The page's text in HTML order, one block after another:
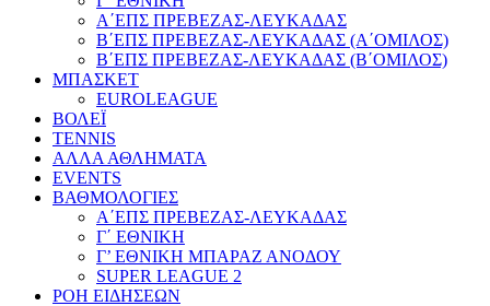
Α΄ΕΠΣ ΠΡΕΒΕΖΑΣ-ΛΕΥΚΑΔΑΣ
Β΄ΕΠΣ ΠΡΕΒΕΖΑΣ-ΛΕΥΚΑΔΑΣ (Α΄ΟΜΙΛΟΣ)
Β΄ΕΠΣ ΠΡΕΒΕΖΑΣ-ΛΕΥΚΑΔΑΣ (Β΄ΟΜΙΛΟΣ)
ΜΠΑΣΚΕΤ
EUROLEAGUE
ΒΟΛΕΪ
TENNIS
ΑΛΛΑ ΑΘΛΗΜΑΤΑ
EVENTS
ΒΑΘΜΟΛΟΓΙΕΣ
Α΄ΕΠΣ ΠΡΕΒΕΖΑΣ-ΛΕΥΚΑΔΑΣ
Γ΄ ΕΘΝΙΚΗ
Γ’ ΕΘΝΙΚΗ ΜΠΑΡΑΖ ΑΝΟΔΟΥ
SUPER LEAGUE 2
ΡΟΗ ΕΙΔΗΣΕΩΝ